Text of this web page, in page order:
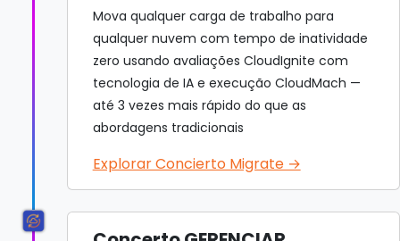
Mova qualquer carga de trabalho para
qualquer nuvem com tempo de inatividade
zero usando avaliações CloudIgnite com
tecnologia de IA e execução CloudMach —
até 3 vezes mais rápido do que as
abordagens tradicionais
Explorar Concierto Migrate →